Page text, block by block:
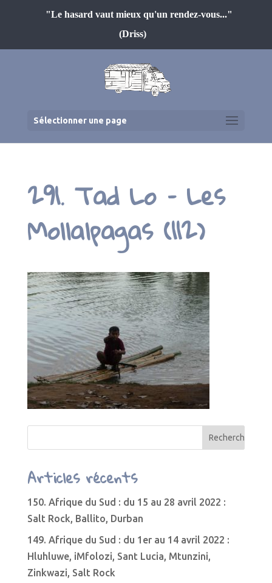
"Le hasard vaut mieux qu'un rendez-vous..."
(Driss)
Sélectionner une page
291. Tad Lo – Les
Mollalpagas (112)
Articles récents
150. Afrique du Sud : du 15 au 28 avril 2022 :
Salt Rock, Ballito, Durban
149. Afrique du Sud : du 1er au 14 avril 2022 :
Hluhluwe, iMfolozi, Sant Lucia, Mtunzini,
Zinkwazi, Salt Rock